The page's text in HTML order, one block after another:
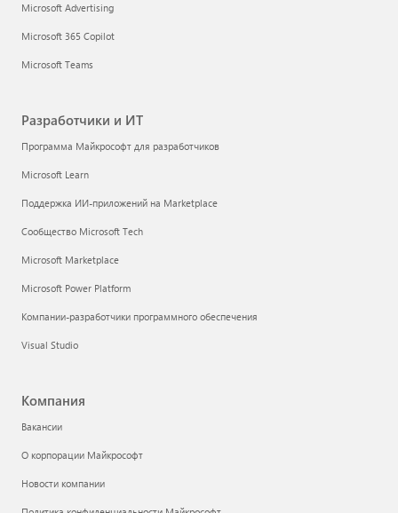
Microsoft Advertising
Microsoft 365 Copilot
Microsoft Teams
Разработчики и ИТ
Программа Майкрософт для разработчиков
Microsoft Learn
Поддержка ИИ-приложений на Marketplace
Сообщество Microsoft Tech
Microsoft Marketplace
Microsoft Power Platform
Компании-разработчики программного обеспечения
Visual Studio
Компания
Вакансии
О корпорации Майкрософт
Новости компании